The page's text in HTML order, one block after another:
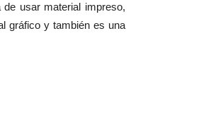
usar material impreso,
gráfico y también es una